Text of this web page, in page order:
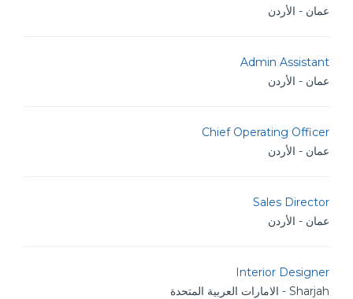
عمان - الأردن
Admin Assistant
عمان - الأردن
Chief Operating Officer
عمان - الأردن
Sales Director
عمان - الأردن
Interior Designer
Sharjah - الامارات العربية المتحدة